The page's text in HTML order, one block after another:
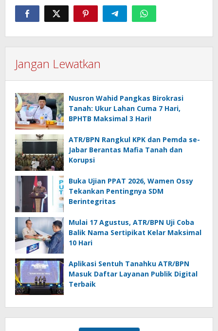
Jangan Lewatkan
Nusron Wahid Pangkas Birokrasi
Tanah: Ukur Lahan Cuma 7 Hari,
BPHTB Maksimal 3 Hari!
ATR/BPN Rangkul KPK dan Pemda se-
Jabar Berantas Mafia Tanah dan
Korupsi
Buka Ujian PPAT 2026, Wamen Ossy
Tekankan Pentingnya SDM
Berintegritas
Mulai 17 Agustus, ATR/BPN Uji Coba
Balik Nama Sertipikat Kelar Maksimal
10 Hari
Aplikasi Sentuh Tanahku ATR/BPN
Masuk Daftar Layanan Publik Digital
Terbaik